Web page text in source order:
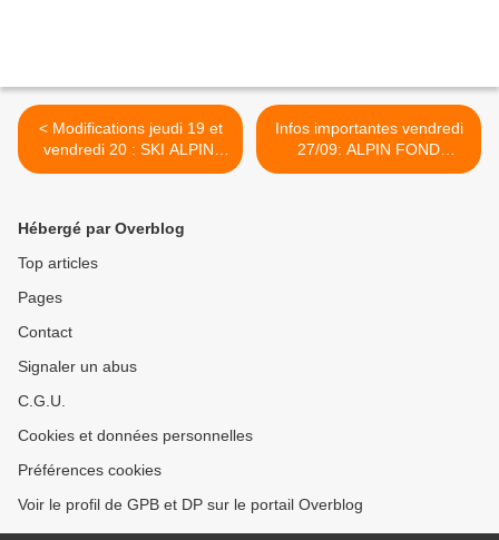
< Modifications jeudi 19 et
vendredi 20 : SKI ALPIN,
FOND, PISTEUR
Infos importantes vendredi
27/09: ALPIN FOND
PISTEUR >
Hébergé par Overblog
Top articles
Pages
Contact
Signaler un abus
C.G.U.
Cookies et données personnelles
Préférences cookies
Voir le profil de GPB et DP sur le portail Overblog